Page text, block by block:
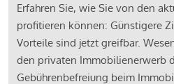
Erfahren Sie, wie Sie von den
profitieren können: Günstigere
Vorteile sind jetzt greifbar.
den privaten Immobilienerwerb
Gebührenbefreiung beim